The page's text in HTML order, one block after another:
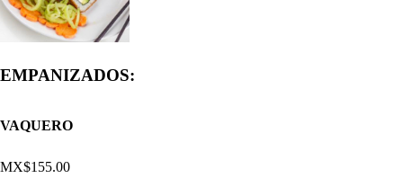
EMPANIZADOS:
VAQUERO
MX$155.00